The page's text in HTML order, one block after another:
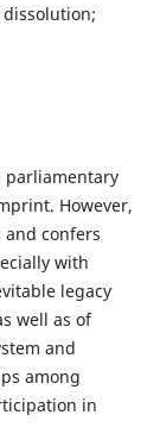
dissolution;
parliamentary
However,
confers
with
legacy
well as of
and
among
in